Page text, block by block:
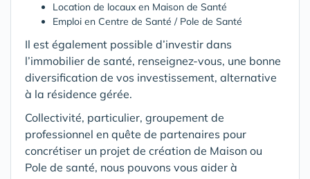
Location de locaux en Maison de Santé
Emploi en Centre de Santé / Pole de Santé
Il est également possible d’investir dans
l’immobilier de santé, renseignez-vous, une bonne
diversification de vos investissement, alternative
à la résidence gérée.
Collectivité, particulier, groupement de
professionnel en quête de partenaires pour
concrétiser un projet de création de Maison ou
Pole de santé, nous pouvons vous aider à